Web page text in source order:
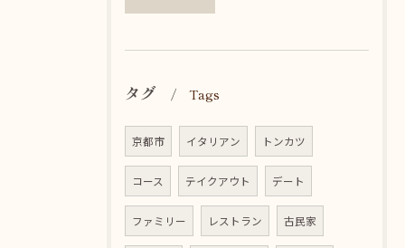
タグ Tags
京都市 イタリアン トンカツ
コース テイクアウト デート
ファミリー レストラン 古民家